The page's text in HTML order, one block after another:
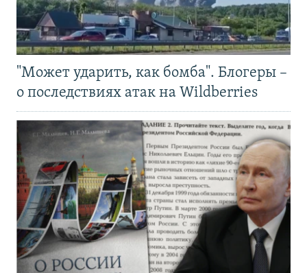
"Может ударить, как бомба". Блогеры –
о последствиях атак на Wildberries